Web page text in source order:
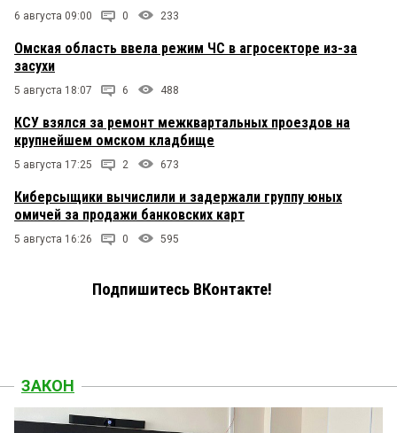
6 августа 09:00 0 233
Омская область ввела режим ЧС в агросекторе из-за
засухи
5 августа 18:07 6 488
КСУ взялся за ремонт межквартальных проездов на
крупнейшем омском кладбище
5 августа 17:25 2 673
Киберсыщики вычислили и задержали группу юных
омичей за продажи банковских карт
5 августа 16:26 0 595
Подпишитесь ВКонтакте!
ЗАКОН